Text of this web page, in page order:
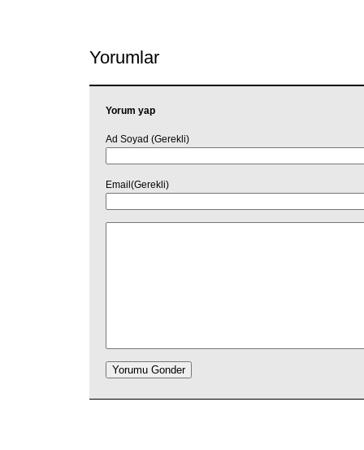
Yorumlar
Yorum yap
Ad Soyad (Gerekli)
Email(Gerekli)